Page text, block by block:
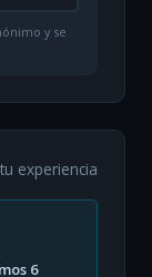
y se
experiencia
6